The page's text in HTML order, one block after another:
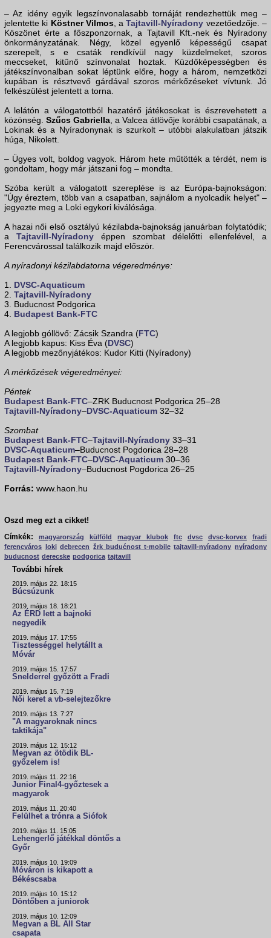
– Az idény egyik legszínvonalasabb tornáját rendezhettük meg –
jelentette ki Köstner Vilmos, aTajtavill-Nyíradony vezetőedzője. –
Köszönet érte a főszponzornak, a Tajtavill Kft.-nek és Nyíradony
önkormányzatának. Négy, közel egyenlő képességű csapat
szerepelt, s e csaták rendkívül nagy küzdelmeket, szoros
meccseket, kitűnő színvonalat hoztak. Küzdőképességben és
játékszínvonalban sokat léptünk előre, hogy a három, nemzetközi
kupában is résztvevő gárdával szoros mérkőzéseket vívtunk. Jó
felkészülést jelentett a torna.
A lelátón a válogatottból hazatérő játékosokat is észrevehetett a
közönség. Szűcs Gabriella, a Valcea átlövője korábbi csapatának, a
Lokinak és a Nyíradonynak is szurkolt – utóbbi alakulatban játszik
húga, Nikolett.
– Ügyes volt, boldog vagyok. Három hete műtötték a térdét, nem is
gondoltam, hogy már játszani fog – mondta.
Szóba került a válogatott szereplése is az Európa-bajnokságon:
"Úgy éreztem, több van a csapatban, sajnálom a nyolcadik helyet" –
jegyezte meg a Loki egykori kiválósága.
A hazai női első osztályú kézilabda-bajnokság januárban folytatódik;
a Tajtavill-Nyíradony éppen szombat délelőtti ellenfelével, a
Ferencvárossal találkozik majd először.
A nyíradonyi kézilabdatorna végeredménye:
1. DVSC-Aquaticum
2. Tajtavill-Nyíradony
3. Buducnost Podgorica
4. Budapest Bank-FTC
A legjobb góllövő: Zácsik Szandra (FTC)
A legjobb kapus: Kiss Éva (DVSC)
A legjobb mezőnyjátékos: Kudor Kitti (Nyíradony)
A mérkőzések végeredményei:
Péntek
Budapest Bank-FTC–ZRK Buducnost Podgorica 25–28
Tajtavill-Nyíradony–DVSC-Aquaticum 32–32
Szombat
Budapest Bank-FTC–Tajtavill-Nyíradony 33–31
DVSC-Aquaticum–Buducnost Pogdorica 28–28
Budapest Bank-FTC–DVSC-Aquaticum 30–36
Tajtavill-Nyíradony–Buducnost Pogdorica 26–25
Forrás: www.haon.hu
Oszd meg ezt a cikket!
Címkék:
magyarország külföld magyar klubok ftc dvsc dvsc-korvex
fradi
ferencváros
loki debrecen žrk budućnost t-mobile tajtavill-nyíradony nyíradony
buducnost derecske podgorica tajtavill
További hírek
2019. május 22. 18:15
Búcsúzunk
2019. május 18. 18:21
Az ÉRD lett a bajnoki
negyedik
2019. május 17. 17:55
Tisztességgel helytállt a
Móvár
2019. május 15. 17:57
Snelderrel győzött a Fradi
2019. május 15. 7:19
Női keret a vb-selejtezőkre
2019. május 13. 7:27
"A magyaroknak nincs
taktikája"
2019. május 12. 15:12
Megvan az ötödik BL-
győzelem is!
2019. május 11. 22:16
Junior Final4-győztesek a
magyarok
2019. május 11. 20:40
Felülhet a trónra a Siófok
2019. május 11. 15:05
Lehengerlő játékkal döntős a
Győr
2019. május 10. 19:09
Móváron is kikapott a
Békéscsaba
2019. május 10. 15:12
Döntőben a juniorok
2019. május 10. 12:09
Megvan a BL All Star
csapata